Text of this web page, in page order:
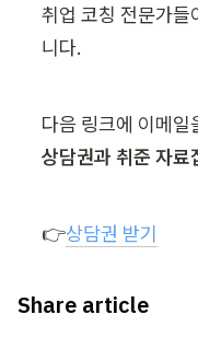
취업 코칭 전문가들
니다.
다음 링크에 이메일
상담권과 취준 자료
👉상담권 받기
Share article